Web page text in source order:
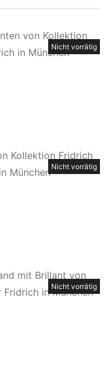
Nicht vorrätig
Nicht vorrätig
Nicht vorrätig